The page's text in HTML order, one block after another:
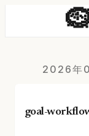
2026年
goal-